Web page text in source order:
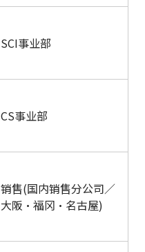
SCI事业部
CS事业部
销售(国内销售分公司／
大阪・福冈・名古屋)